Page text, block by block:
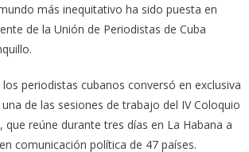
más inequitativo ha sido puesta en
de la Unión de Periodistas de Cuba
periodistas cubanos conversó en exclusiva
de las sesiones de trabajo del IV Coloquio
que reúne durante tres días en La Habana a
comunicación política de 47 países.